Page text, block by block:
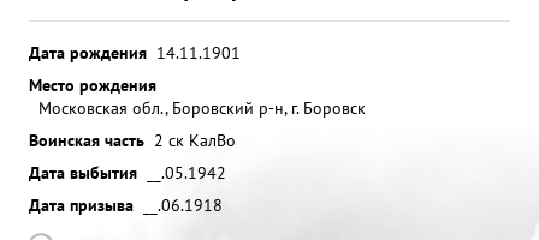
Дата рождения 14.11.1901
Место рождения
Московская обл., Боровский р-н, г. Боровск
Воинская часть 2 ск КалВо
Дата выбытия
__.05.1942
Дата призыва
__.06.1918